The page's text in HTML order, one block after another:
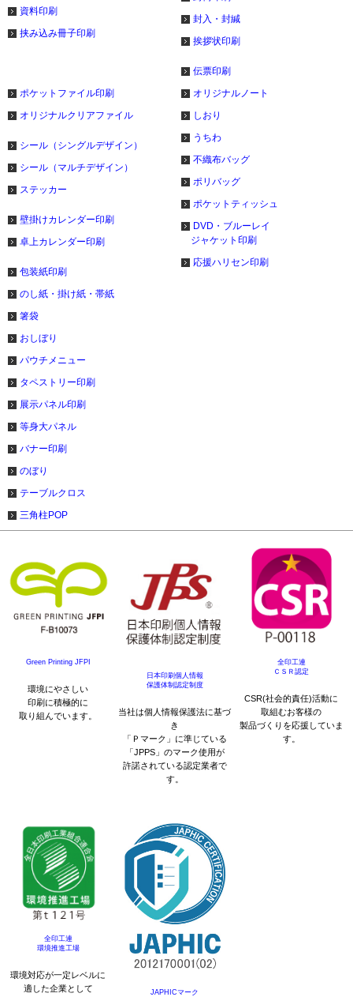
資料印刷
挟み込み冊子印刷
封入・封緘
挨拶状印刷
伝票印刷
ポケットファイル印刷
オリジナルクリアファイル
シール（シングルデザイン）
シール（マルチデザイン）
ステッカー
壁掛けカレンダー印刷
卓上カレンダー印刷
包装紙印刷
のし紙・掛け紙・帯紙
箸袋
おしぼり
パウチメニュー
オリジナルノート
しおり
うちわ
不織布バッグ
ポリバッグ
ポケットティッシュ
DVD・ブルーレイ
ジャケット印刷
応援ハリセン印刷
タペストリー印刷
展示パネル印刷
等身大パネル
バナー印刷
のぼり
テーブルクロス
三角柱POP
Green Printing JFPI
環境にやさしい
印刷に積極的に
取り組んでいます。
日本印刷個人情報
保護体制認定制度
当社は個人情報保護法に基づ
き
「Ｐマーク」に準じている
「JPPS」のマーク使用が
許諾されている認定業者で
す。
全印工連
ＣＳＲ認定
CSR(社会的責任)活動に
取組むお客様の
製品づくりを応援していま
す。
全印工連
環境推進工場
環境対応が一定レベルに
適した企業として
JAPHICマーク